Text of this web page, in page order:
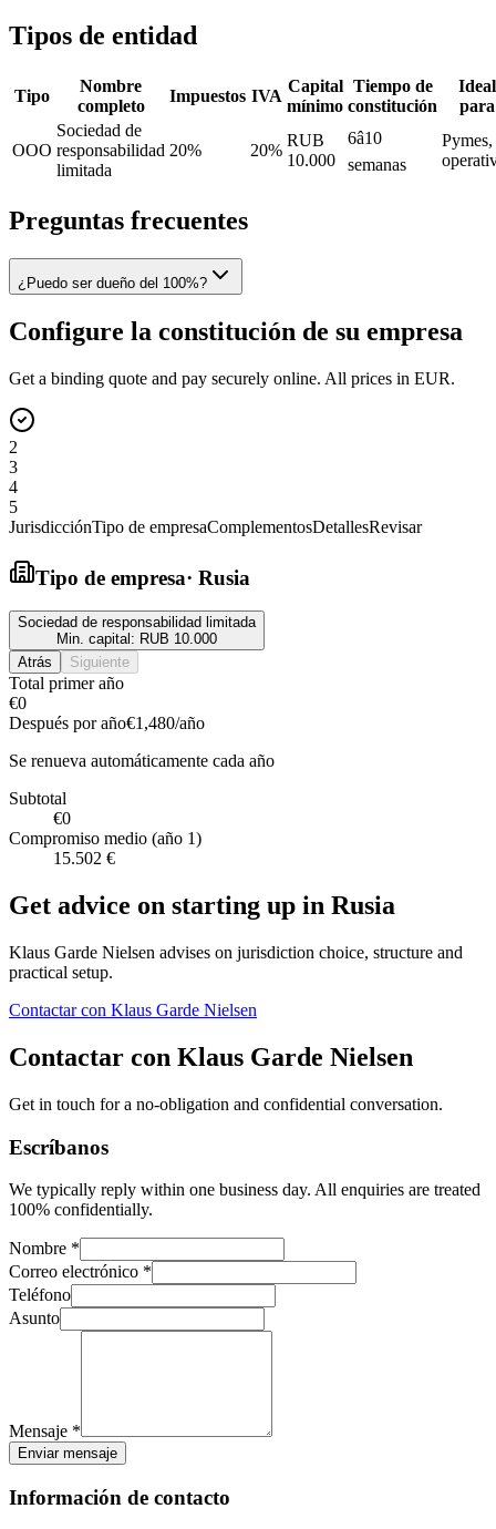
Tipos de entidad
Tipo
Nombre
completo
Impuestos IVA
Capital
mínimo
Tiempo de
constitución
Ideal
para
OOO
Sociedad de
responsabilidad
limitada
20% 20%
RUB
10.000
6â10
semanas
Pymes,
Preguntas frecuentes
¿Puedo ser dueño del 100%?
Configure la constitución de su empresa
Get a binding quote and pay securely online. All prices in EUR.
2
3
4
5
JurisdicciónTipo de empresaComplementosDetallesRevisar
Tipo de empresa· Rusia
Sociedad de responsabilidad limitada
Min. capital: RUB 10.000
Atrás
Siguiente
Total primer año
€0
Después por año€1,480/año
Se renueva automáticamente cada año
Subtotal
€0
Compromiso medio (año 1)
15.502 €
Get advice on starting up in Rusia
Klaus Garde Nielsen advises on jurisdiction choice, structure and
practical setup.
Contactar con Klaus Garde Nielsen
Contactar con Klaus Garde Nielsen
Get in touch for a no-obligation and confidential conversation.
Escríbanos
We typically reply within one business day. All enquiries are treated
100% confidentially.
Nombre *
Correo electrónico *
Teléfono
Asunto
Mensaje *
Enviar mensaje
Información de contacto